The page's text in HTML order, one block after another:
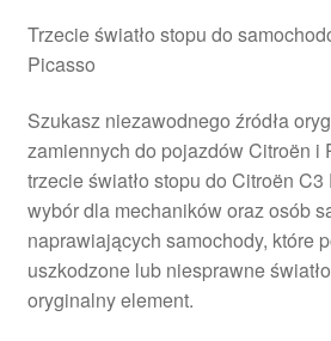
Trzecie światło stopu do
Picasso
Szukasz niezawodnego źródła
zamiennych do pojazdów Citroën i
trzecie światło stopu do Citroën
wybór dla mechaników oraz osób
naprawiających samochody, które
uszkodzone lub niesprawne
oryginalny element.